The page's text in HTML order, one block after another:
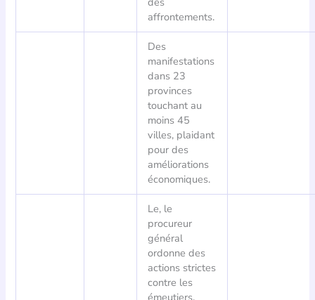
affrontements.
Des
manifestations
dans 23
provinces
touchant au
moins 45
villes, plaidant
pour des
améliorations
économiques.
Le, le
procureur
général
ordonne des
actions strictes
contre les